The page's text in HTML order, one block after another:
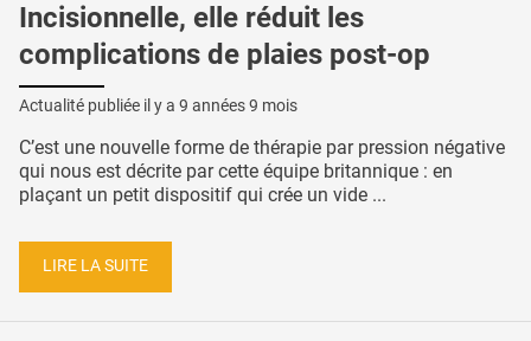
Incisionnelle, elle réduit les
complications de plaies post-op
Actualité publiée il y a 9 années 9 mois
C’est une nouvelle forme de thérapie par pression négative
qui nous est décrite par cette équipe britannique : en
plaçant un petit dispositif qui crée un vide ...
LIRE LA SUITE